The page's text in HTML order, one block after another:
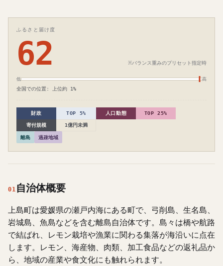
ふるさと届け度
62 ※バランス重みのプリセット指定時
低 高
全国での位置: 上位約 1%
財政 TOP 5% 人口動態 TOP 25%
寄付規模 1億円未満
離島 過疎地域
01 自治体概要
上島町は愛媛県の瀬戸内海にある町で、弓削島、生名島、
岩城島、魚島などを含む離島自治体です。島々は橋や航路
で結ばれ、レモン栽培や漁業に関わる集落が海沿いに点在
します。レモン、海産物、肉類、加工食品などの返礼品か
ら、地域の産業や食文化にも触れられます。